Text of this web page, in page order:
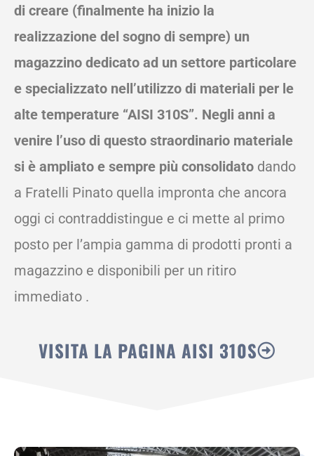
di creare (finalmente ha inizio la
realizzazione del sogno di sempre) un
magazzino dedicato ad un settore particolare
e specializzato nell’utilizzo di materiali per le
alte temperature “AISI 310S”. Negli anni a
venire l’uso di questo straordinario materiale
si è ampliato e sempre più consolidato dando
a Fratelli Pinato quella impronta che ancora
oggi ci contraddistingue e ci mette al primo
posto per l’ampia gamma di prodotti pronti a
magazzino e disponibili per un ritiro
immediato .
VISITA LA PAGINA AISI 310S